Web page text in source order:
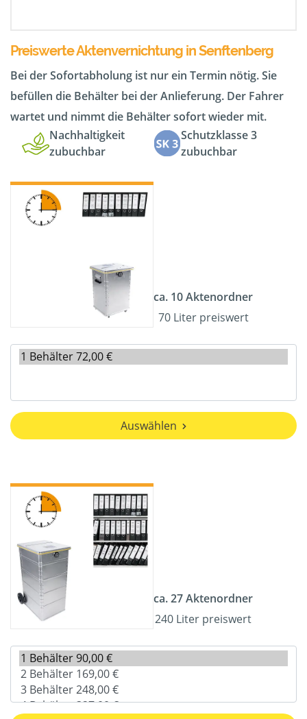
Preiswerte Aktenvernichtung in Senftenberg
Bei der Sofortabholung ist nur ein Termin nötig. Sie
befüllen die Behälter bei der Anlieferung. Der Fahrer
wartet und nimmt die Behälter sofort wieder mit.
Nachhaltigkeit
zubuchbar
Schutzklasse 3
zubuchbar
ca. 10 Aktenordner
70 Liter preiswert
Auswählen
ca. 27 Aktenordner
240 Liter preiswert